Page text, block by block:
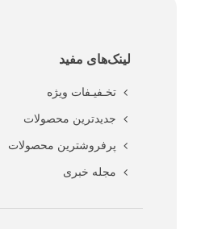
لینک‌های مفید
تخـفیـفات ویژه
جدیدترین محصولات
پرفروشترین محصولات
مجله خبری